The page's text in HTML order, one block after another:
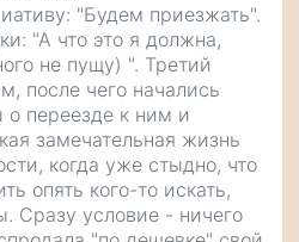
"Будем приезжать".
"А что это я должна,
не пущу) ". Третий
после чего начались
о переезде к ним и
замечательная жизнь
когда уже стыдно, что
опять кого-то искать,
Сразу условие - ничего